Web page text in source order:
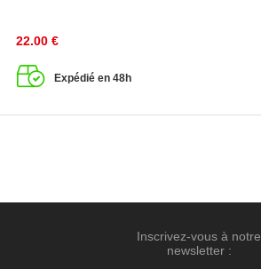
22.00 €
Expédié en 48h
Inscrivez-vous à notre
newsletter :